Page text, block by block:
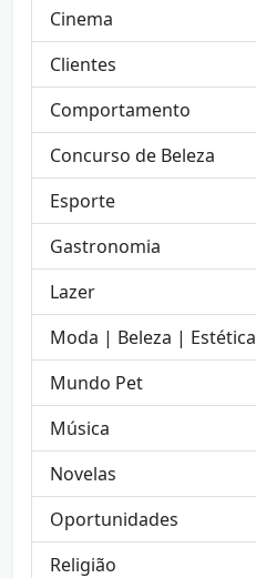
Cinema
Clientes
Comportamento
Concurso de Beleza
Esporte
Gastronomia
Lazer
Moda | Beleza | Estética
Mundo Pet
Música
Novelas
Oportunidades
Religião